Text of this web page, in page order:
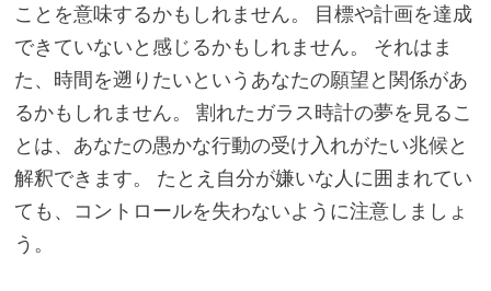
ことを意味するかもしれません。 目標や計画を達成
できていないと感じるかもしれません。 それはま
た、時間を遡りたいというあなたの願望と関係があ
るかもしれません。 割れたガラス時計の夢を見るこ
とは、あなたの愚かな行動の受け入れがたい兆候と
解釈できます。 たとえ自分が嫌いな人に囲まれてい
ても、コントロールを失わないように注意しましょ
う。